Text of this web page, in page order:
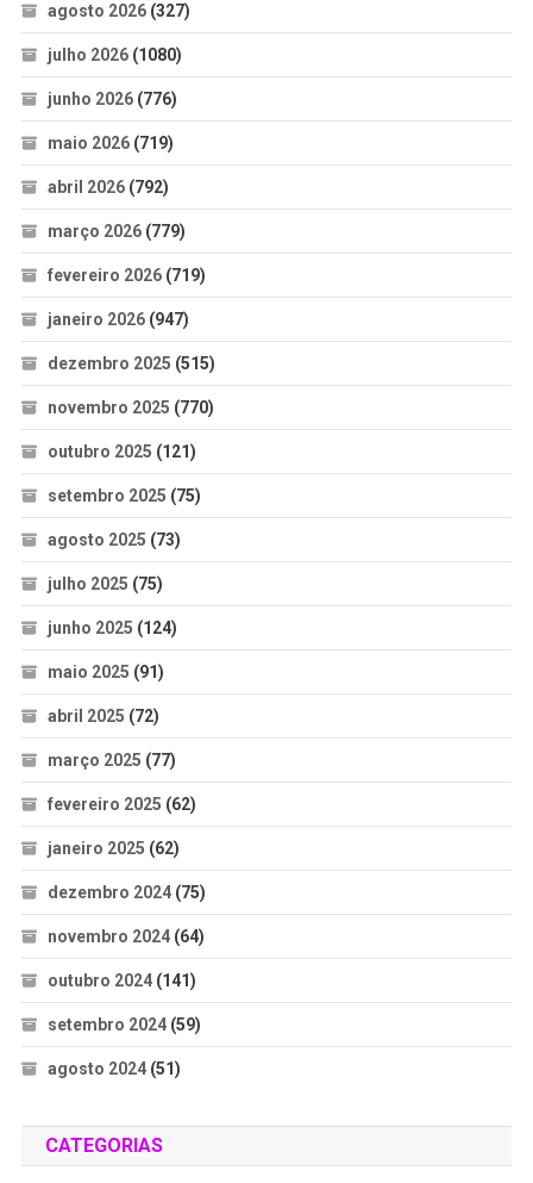
agosto 2026(327)
julho 2026(1080)
junho 2026(776)
maio 2026(719)
abril 2026(792)
março 2026(779)
fevereiro 2026(719)
janeiro 2026(947)
dezembro 2025 (515)
novembro 2025 (770)
outubro 2025 (121)
setembro 2025 (75)
agosto 2025 (73)
julho 2025 (75)
junho 2025 (124)
maio 2025 (91)
abril 2025 (72)
março 2025 (77)
fevereiro 2025 (62)
janeiro 2025 (62)
dezembro 2024(75)
novembro 2024(64)
outubro 2024(141)
setembro 2024(59)
agosto 2024(51)
CATEGORIAS